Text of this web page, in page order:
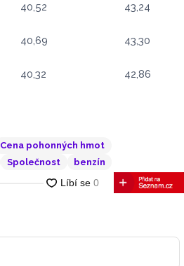
40,52 43,24
40,69 43,30
40,32 42,86
Cena pohonných hmot
Společnost benzín